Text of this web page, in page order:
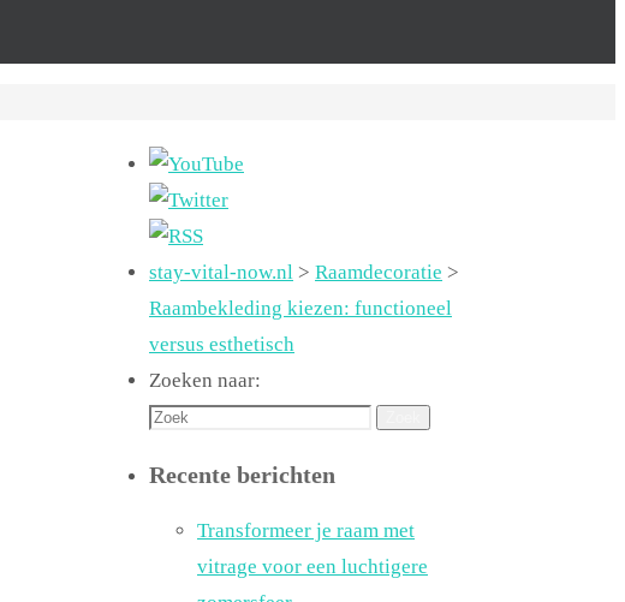
stay-vital-now.nl > Raamdecoratie >
Raambekleding kiezen: functioneel
versus esthetisch
Zoeken naar:
Recente berichten
Transformeer je raam met
vitrage voor een luchtigere